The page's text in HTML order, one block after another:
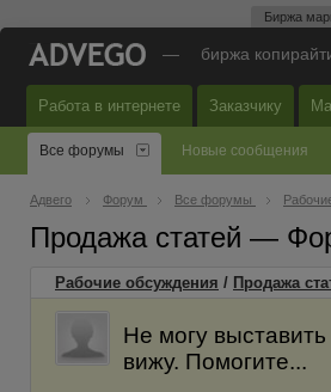
Биржа
— биржа
Работа в интернете Заказчику
Все форумы Новые сообщения
Адвего Форум Все форумы
Продажа статей —
Рабочие обсуждения / Продажа
Не могу
вижу. Помогите...